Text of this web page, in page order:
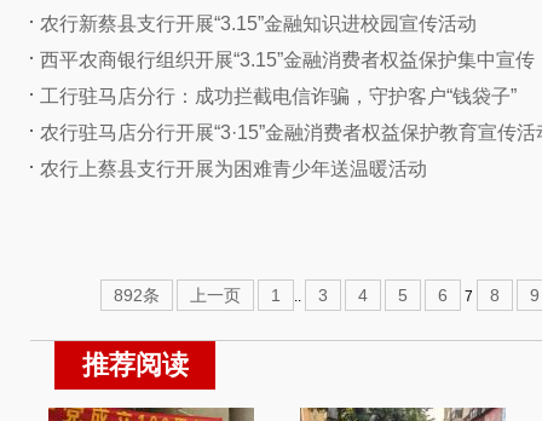
农行新蔡县支行开展“3.15”金融知识进校园宣传活动
西平农商银行组织开展“3.15”金融消费者权益保护集中宣传
工行驻马店分行：成功拦截电信诈骗，守护客户“钱袋子”
农行驻马店分行开展“3·15”金融消费者权益保护教育宣传活
农行上蔡县支行开展为困难青少年送温暖活动
892条 上一页 1 .. 3 4 5 6 7 8 9
推荐阅读